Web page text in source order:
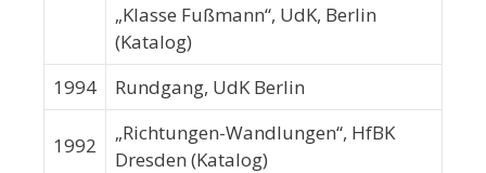
„Klasse Fußmann“, UdK, Berlin
(Katalog)
1994
Rundgang, UdK Berlin
1992
„Richtungen-Wandlungen“, HfBK
Dresden (Katalog)